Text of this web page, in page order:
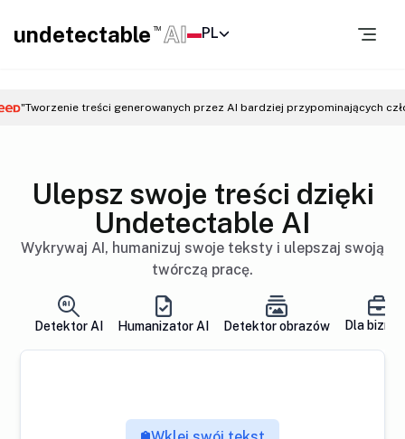
undetectable TM AI PL
"Tworzenie treści generowanych przez AI bardziej przypominających
Ulepsz swoje treści dzięki
Undetectable AI
Wykrywaj AI, humanizuj swoje teksty i ulepszaj swoją
twórczą pracę.
Detektor AI Humanizator AI Detektor obrazów Dla